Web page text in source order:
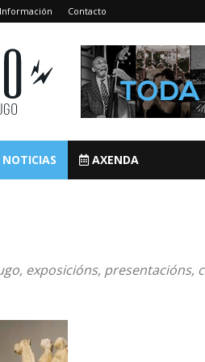
Información Contacto
NOTICIAS AXENDA
exposicións,